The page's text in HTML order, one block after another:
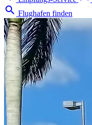
search Flughafen finden